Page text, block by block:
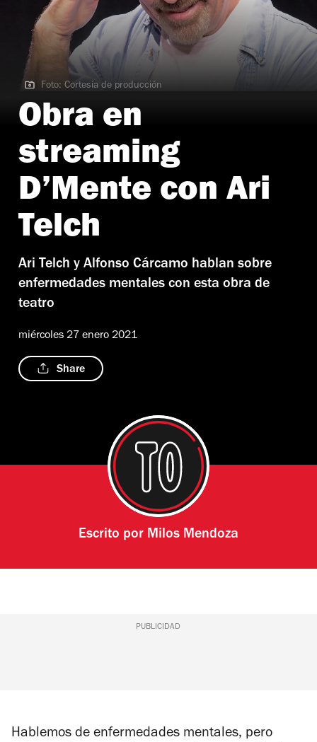
Foto: Cortesía de producción
Foto: Cortesía de producción
Obra en
streaming
D’Mente con Ari
Telch
Ari Telch y Alfonso Cárcamo hablan sobre
enfermedades mentales con esta obra de
teatro
miércoles 27 enero 2021
Share
Escrito por Milos Mendoza
PUBLICIDAD
Hablemos de enfermedades mentales, pero